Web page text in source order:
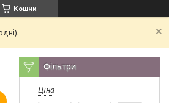
Кошик
Фільтри
Ціна